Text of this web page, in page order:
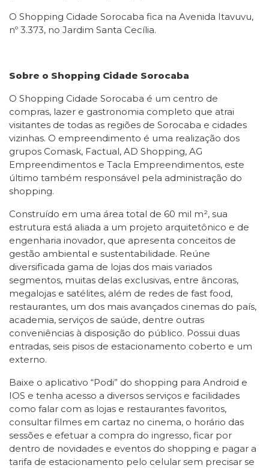
O Shopping Cidade Sorocaba fica na Avenida Itavuvu,
nº 3.373, no Jardim Santa Cecília.
Sobre o Shopping Cidade Sorocaba
O Shopping Cidade Sorocaba é um centro de
compras, lazer e gastronomia completo que atrai
visitantes de todas as regiões de Sorocaba e cidades
vizinhas. O empreendimento é uma realização dos
grupos Comask, Factual, AD Shopping, AG
Empreendimentos e Tacla Empreendimentos, este
último também responsável pela administração do
shopping.
Construído em uma área total de 60 mil m², sua
estrutura está aliada a um projeto arquitetônico e de
engenharia inovador, que apresenta conceitos de
gestão ambiental e sustentabilidade. Reúne
diversificada gama de lojas dos mais variados
segmentos, muitas delas exclusivas, entre âncoras,
megalojas e satélites, além de redes de fast food,
restaurantes, um dos mais avançados cinemas do país,
academia, serviços de saúde, dentre outras
conveniências à disposição do público. Possui duas
entradas, seis pisos de estacionamento coberto e um
externo.
Baixe o aplicativo “Podi” do shopping para Android e
IOS e tenha acesso a diversos serviços e facilidades
como falar com as lojas e restaurantes favoritos,
consultar filmes em cartaz no cinema, o horário das
sessões e efetuar a compra do ingresso, ficar por
dentro de novidades e eventos do shopping e pagar a
tarifa de estacionamento pelo celular sem precisar se